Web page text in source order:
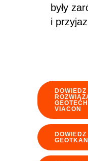
były
i
VIACON